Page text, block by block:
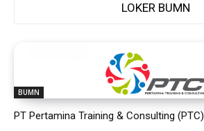
LOKER BUMN
BUMN
PT Pertamina Training & Consulting (PTC)